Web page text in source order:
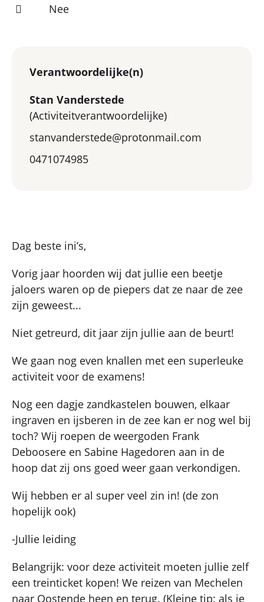
Nee
Verantwoordelijke(n)
Stan Vanderstede
(Activiteitverantwoordelijke)
stanvanderstede@protonmail.com
0471074985
Dag beste ini’s,
Vorig jaar hoorden wij dat jullie een beetje
jaloers waren op de piepers dat ze naar de zee
zijn geweest...
Niet getreurd, dit jaar zijn jullie aan de beurt!
We gaan nog even knallen met een superleuke
activiteit voor de examens!
Nog een dagje zandkastelen bouwen, elkaar
ingraven en ijsberen in de zee kan er nog wel bij
toch? Wij roepen de weergoden Frank
Deboosere en Sabine Hagedoren aan in de
hoop dat zij ons goed weer gaan verkondigen.
Wij hebben er al super veel zin in! (de zon
hopelijk ook)
-Jullie leiding
Belangrijk: voor deze activiteit moeten jullie zelf
een treinticket kopen! We reizen van Mechelen
naar Oostende heen en terug. (Kleine tip: als je